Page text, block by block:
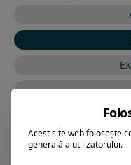
Acest site web folosește
generală a utilizatorului.